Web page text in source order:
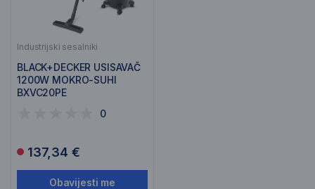
Industrijski sesalniki
BLACK+DECKER USISAVAČ
1200W MOKRO-SUHI
BXVC20PE
0
137,34 €
Obavijesti me